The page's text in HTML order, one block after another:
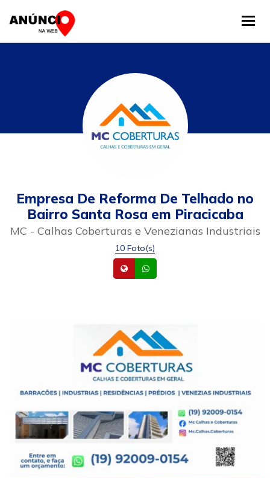
Empresa De Reforma De Telhado no
Bairro Santa Rosa em Piracicaba
MC - Calhas Coberturas e Venezianas Industriais
10 Foto(s)
Site